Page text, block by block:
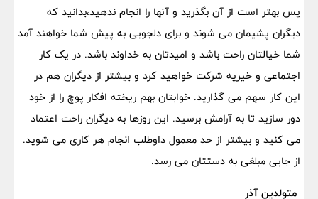
پس بهتر است از آن بگذرید و آنها را انجام ندهید،بدانید که
دیگران پشیمان می شوند و برای دلجویی به پیش شما خواهند آمد
شما خیالتان راحت باشد و امیدتان به خداوند باشد. در یک کار
اجتماعی و خیریه شرکت خواهید کرد و بیشتر از دیگران هم در
این کار سهم می گذارید. خوابتان بهم ریخته افکار پوچ را از خود
دور سازید تا به آرامش برسید. این روزها به دیگران راحت اعتماد
می کنید و بیشتر از حد معمول داوطلب انجام هر کاری می شوید.
از جایی مبلغی به دستتان می رسد.
متولدین آذر